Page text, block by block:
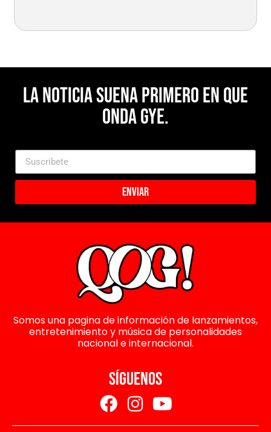
La noticia suena primero en Que
Onda Gye.
Enviar
Somos una pagina de información de lanzamientos,
entretenimiento y música de personalidades
nacional e internacional.
SÍGUENOS